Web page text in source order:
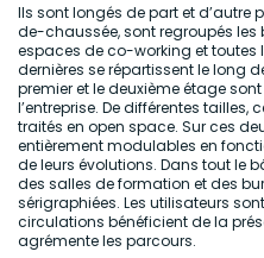
Ils sont longés de part et d’autre
de-chaussée, sont regroupés les
espaces de co-working et toutes
dernières se répartissent le long
premier et le deuxième étage
l’entreprise. De différentes
traités en open space. Sur ces
entièrement modulables en
de leurs évolutions. Dans tout le
des salles de formation et des
sérigraphiées. Les utilisateurs
circulations bénéficient de la
agrémente les parcours.